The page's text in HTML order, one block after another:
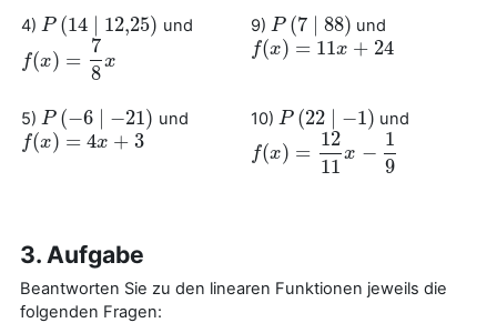
4) P (14 ∣ 12,25)
P( 14∣12 25) und
f(x) =
7
8
x
f(x)=7 8x
9) P (7 ∣ 88)
P( 7∣88 ) und
f(x) = 11x + 24
f(x)=11x +24
5) P (−6 ∣ −21)
P( −6∣− 21) und
f(x) = 4x + 3
f(x)=4x+3
10) P (22 ∣ −1)
P( 22∣− ) und
f(x) =
12
11
x −
1
9
f(x)=1211x−19
3. Aufgabe
Beantworten Sie zu den linearen Funktionen jeweils die
folgenden Fragen: